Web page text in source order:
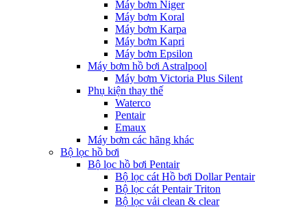
Máy bơm Niger
Máy bơm Koral
Máy bơm Karpa
Máy bơm Kapri
Máy bơm Epsilon
Máy bơm hồ bơi Astralpool
Máy bơm Victoria Plus Silent
Phụ kiện thay thế
Waterco
Pentair
Emaux
Máy bơm các hãng khác
Bộ lọc hồ bơi
Bộ lọc hồ bơi Pentair
Bộ lọc cát Hồ bơi Dollar Pentair
Bộ lọc cát Pentair Triton
Bộ lọc vải clean & clear